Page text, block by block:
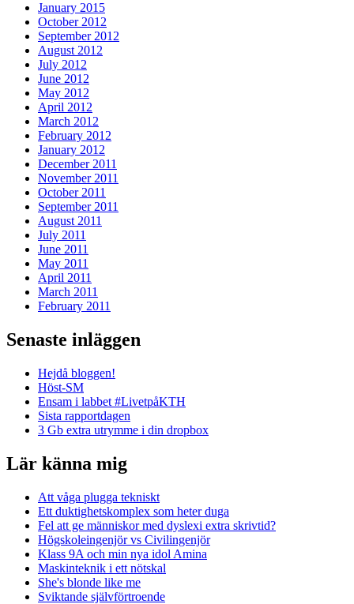
January 2015
October 2012
September 2012
August 2012
July 2012
June 2012
May 2012
April 2012
March 2012
February 2012
January 2012
December 2011
November 2011
October 2011
September 2011
August 2011
July 2011
June 2011
May 2011
April 2011
March 2011
February 2011
Senaste inläggen
Hejdå bloggen!
Höst-SM
Ensam i labbet #LivetpåKTH
Sista rapportdagen
3 Gb extra utrymme i din dropbox
Lär känna mig
Att våga plugga tekniskt
Ett duktighetskomplex som heter duga
Fel att ge människor med dyslexi extra skrivtid?
Högskoleingenjör vs Civilingenjör
Klass 9A och min nya idol Amina
Maskinteknik i ett nötskal
She's blonde like me
Sviktande självförtroende